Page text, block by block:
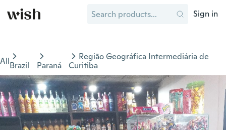
Sign in
AllBrazil Paraná
Região Geográfica Intermediária de
Curitiba